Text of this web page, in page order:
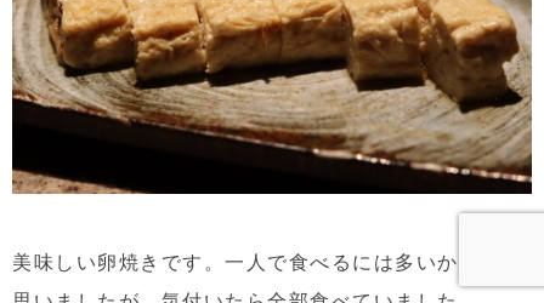
美味しい卵焼きです。一人で食べるには多いかな？と